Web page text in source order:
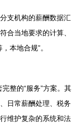
支机构的薪酬数据汇
合当地要求的计算、
本地合规”。
整的“服务”方案。其
日常薪酬处理、税务
维护复杂的系统和法